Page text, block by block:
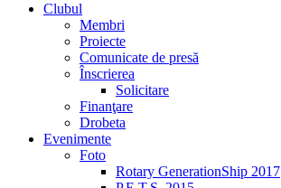
Clubul
Membri
Proiecte
Comunicate de presă
Înscrierea
Solicitare
Finanţare
Drobeta
Evenimente
Foto
Rotary GenerationShip 2017